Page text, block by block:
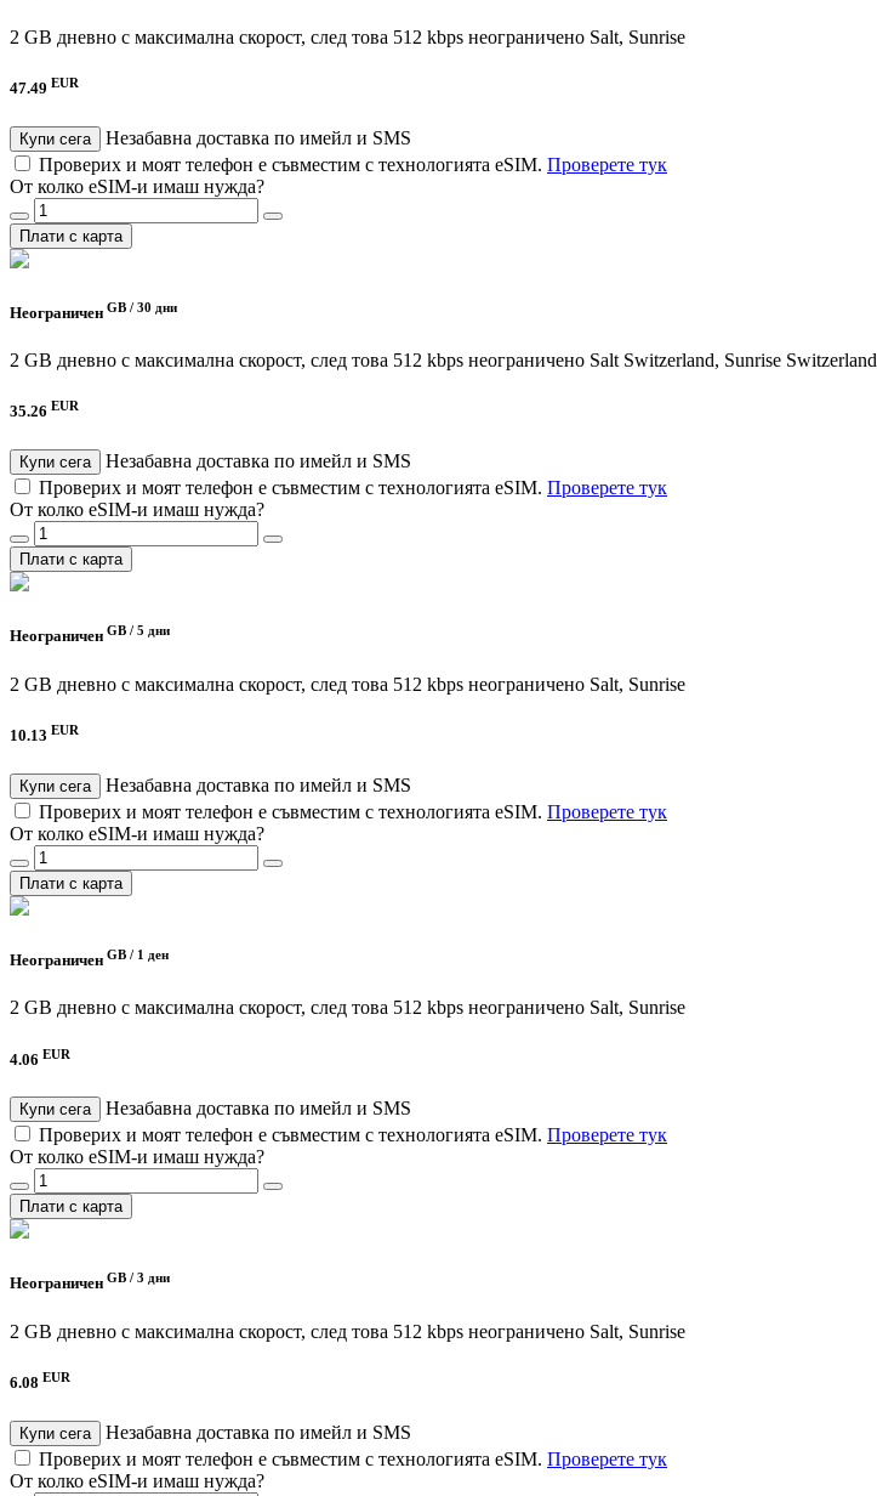
2 GB дневно с максимална скорост, след това 512 kbps неограничено Salt, Sunrise
47.49 EUR
Купи сега
Незабавна доставка по имейл и SMS
Проверих и моят телефон е съвместим с технологията eSIM. Проверете тук
От колко eSIM-и имаш нужда?
Плати с карта
Неограничен GB / 30 дни
2 GB дневно с максимална скорост, след това 512 kbps неограничено Salt Switzerland, Sunrise Switzerland
35.26 EUR
Купи сега
Незабавна доставка по имейл и SMS
Проверих и моят телефон е съвместим с технологията eSIM. Проверете тук
От колко eSIM-и имаш нужда?
Плати с карта
Неограничен GB / 5 дни
2 GB дневно с максимална скорост, след това 512 kbps неограничено Salt, Sunrise
10.13 EUR
Купи сега
Незабавна доставка по имейл и SMS
Проверих и моят телефон е съвместим с технологията eSIM. Проверете тук
От колко eSIM-и имаш нужда?
Плати с карта
Неограничен GB / 1 ден
2 GB дневно с максимална скорост, след това 512 kbps неограничено Salt, Sunrise
4.06 EUR
Купи сега
Незабавна доставка по имейл и SMS
Проверих и моят телефон е съвместим с технологията eSIM. Проверете тук
От колко eSIM-и имаш нужда?
Плати с карта
Неограничен GB / 3 дни
2 GB дневно с максимална скорост, след това 512 kbps неограничено Salt, Sunrise
6.08 EUR
Купи сега
Незабавна доставка по имейл и SMS
Проверих и моят телефон е съвместим с технологията eSIM. Проверете тук
От колко eSIM-и имаш нужда?